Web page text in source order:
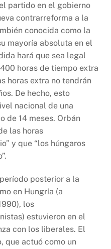
partido en el gobierno
contrarreforma a la
conocida como la
mayoría absoluta en el
hará que sea legal
horas de tiempo extra
horas extra no tendrán
De hecho, esto
nacional de una
de 14 meses. Orbán
las horas
y que “los húngaros
posterior a la
en Hungría (a
los
estuvieron en el
con los liberales. El
que actuó como un